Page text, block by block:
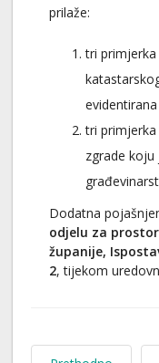
prilaže:
tri
tri
zgrade
Dodatna
odjelu za
županije,
2, tijekom